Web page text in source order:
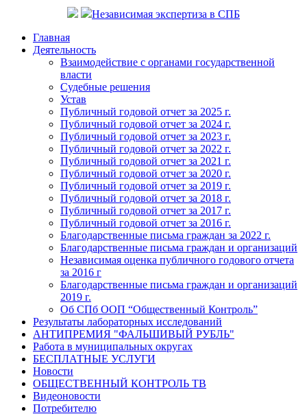
Независимая экспертиза в СПБ
Главная
Деятельность
Взаимодействие с органами государственной
власти
Судебные решения
Устав
Публичный годовой отчет за 2025 г.
Публичный годовой отчет за 2024 г.
Публичный годовой отчет за 2023 г.
Публичный годовой отчет за 2022 г.
Публичный годовой отчет за 2021 г.
Публичный годовой отчет за 2020 г.
Публичный годовой отчет за 2019 г.
Публичный годовой отчет за 2018 г.
Публичный годовой отчет за 2017 г.
Публичный годовой отчет за 2016 г.
Благодарственные письма граждан за 2022 г.
Благодарственные письма граждан и организаций
Независимая оценка публичного годового отчета
за 2016 г
Благодарственные письма граждан и организаций
2019 г.
Об СПб ООП “Общественный Контроль”
Результаты лабораторных исследований
АНТИПРЕМИЯ "ФАЛЬШИВЫЙ РУБЛЬ"
Работа в муниципальных округах
БЕСПЛАТНЫЕ УСЛУГИ
Новости
ОБЩЕСТВЕННЫЙ КОНТРОЛЬ ТВ
Видеоновости
Потребителю